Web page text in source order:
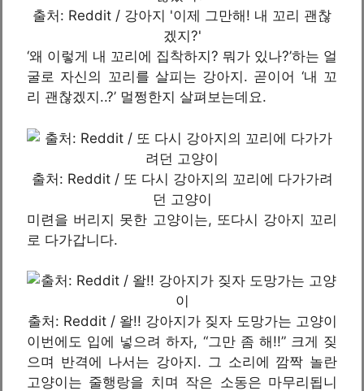
출처: Reddit / 강아지 '이제 그만해! 내 꼬리 괜찮
겠지?'
‘왜 이렇게 내 꼬리에 집착하지? 뭐가 있나?’하는 얼
굴로 자신의 꼬리를 살피는 강아지. 곧이어 ‘내 꼬
리 괜찮겠지..?’ 멀쩡한지 살펴보는데요.
출처: Reddit / 또 다시 강아지의 꼬리에 다가가려
던 고양이
미련을 버리지 못한 고양이는, 또다시 강아지 꼬리
로 다가갑니다.
출처: Reddit / 왈!! 강아지가 짖자 도망가는 고양이
이번에도 입에 넣으려 하자, “그만 좀 해!!” 크게 짖
으며 반격에 나서는 강아지. 그 소리에 깜짝 놀란
고양이는 줄행랑을 치며 작은 소동은 마무리됩니